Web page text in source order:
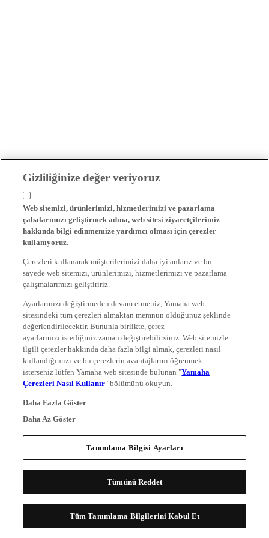
Gizliliğinize değer veriyoruz
Web sitemizi, ürünlerimizi, hizmetlerimizi ve pazarlama
çabalarımızı geliştirmek adına, web sitesi ziyaretçilerimiz
hakkında bilgi edinmemize yardımcı olması için çerezler
kullanıyoruz.
Çerezleri kullanarak müşterilerimizi daha iyi anlarız ve bu
sayede web sitemizi, ürünlerimizi, hizmetlerimizi ve pazarlama
çalışmalarımızı geliştiririz.
Ayarlarınızı değiştirmeden devam etmeniz, Yamaha web
sitesindeki tüm çerezleri almaktan memnun olduğunuz şeklinde
değerlendirilecektir. Bununla birlikte, çerez
ayarlarınızı istediğiniz zaman değiştirebilirsiniz. Web sitemizle
ilgili çerezler hakkında daha fazla bilgi almak, çerezleri nasıl
kullandığımızı ve bu çerezlerin avantajlarını öğrenmek
isterseniz lütfen Yamaha web sitesinde bulunan "Yamaha
Çerezleri Nasıl Kullanır" bölümünü okuyun.
Daha Fazla Göster
Daha Az Göster
Tanımlama Bilgisi Ayarları
Tümünü Reddet
Tüm Tanımlama Bilgilerini Kabul Et